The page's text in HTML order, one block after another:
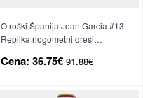
Otroški Španija Joan Garcia #13
Replika nogometni dresi
Kratek Rokav (+ hlače)
Cena: 36.75€ 91.88€